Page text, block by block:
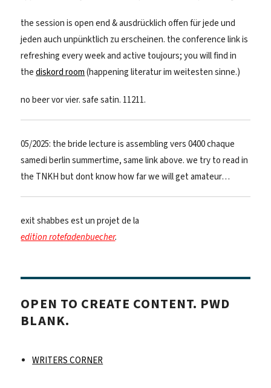
the session is open end & ausdrücklich offen für jede und
jeden auch unpünktlich zu erscheinen. the conference link is
refreshing every week and active toujours; you will find in
thediskord room (happening literatur im weitesten sinne.)
no beer vor vier. safe satin. 11211.
05/2025: the bride lecture is assembling vers 0400 chaque
samedi berlin summertime, same link above. we try to read in
the TNKH but dont know how far we will get amateur…
exit shabbes est un projet de la
edition rotefadenbuecher.
OPEN TO CREATE CONTENT. PWD
BLANK.
WRITERS CORNER